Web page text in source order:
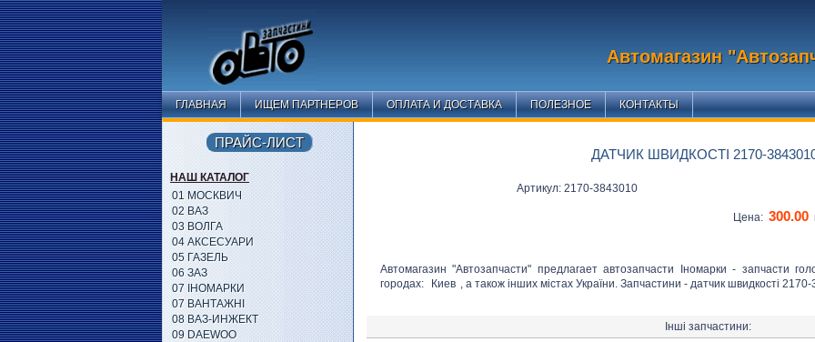
Автомагазин
ГЛАВНАЯ ИЩЕМ ПАРТНЕРОВ ОПЛАТА И ДОСТАВКА ПОЛЕЗНОЕ КОНТАКТЫ
ДАТЧИК ШВИДКОСТІ 2170-
Артикул: 2170-3843010
Цена: 300.00
Автомагазин "Автозапчасти" предлагает автозапчасти Іномарки - запчасти
городах:
Киев , а також інших містах України. Запчастини - датчик швидкості
Інші запчастини:
ПРАЙС-ЛИСТ
НАШ КАТАЛОГ
01 МОСКВИЧ
02 ВАЗ
03 ВОЛГА
04 АКСЕСУАРИ
05 ГАЗЕЛЬ
06 ЗАЗ
07 ІНОМАРКИ
07 ВАНТАЖНІ
08 ВАЗ-ИНЖЕКТ
09 DAEWOO